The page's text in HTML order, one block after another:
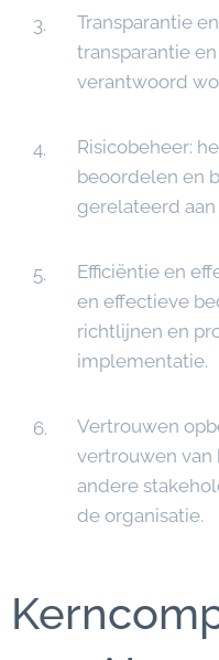
Transparantie
transparantie
verantwoord
Risicobeheer:
beoordelen en
gerelateerd aan
Efficiëntie en
en effectieve
richtlijnen en
implementatie.
Vertrouwen
vertrouwen van
andere
de organisatie.